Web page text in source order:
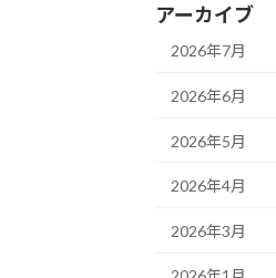
アーカイブ
2026年7月
2026年6月
2026年5月
2026年4月
2026年3月